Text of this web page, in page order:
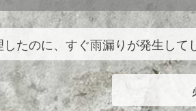
したのに、すぐ雨漏りが発生して